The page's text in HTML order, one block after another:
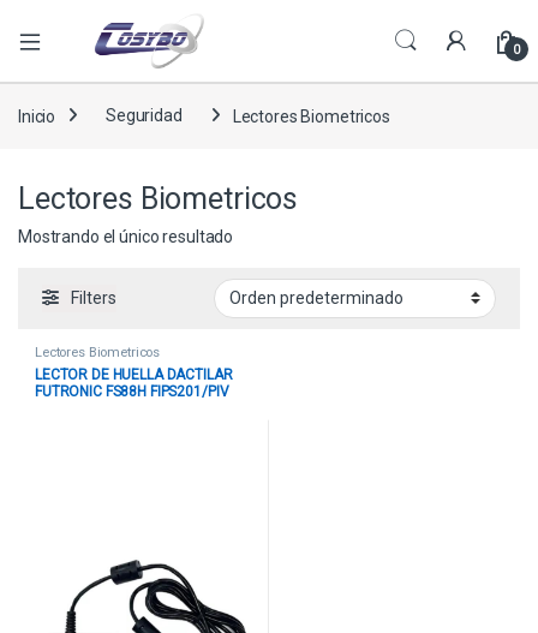
0
Inicio Seguridad Lectores Biometricos
Lectores Biometricos
Mostrando el único resultado
Filters
Lectores Biometricos
LECTOR DE HUELLA DACTILAR
FUTRONIC FS88H FIPS201/PIV